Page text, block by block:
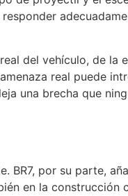
del vehículo, de la
real puede
una brecha que
BR7, por su parte,
en la construcción